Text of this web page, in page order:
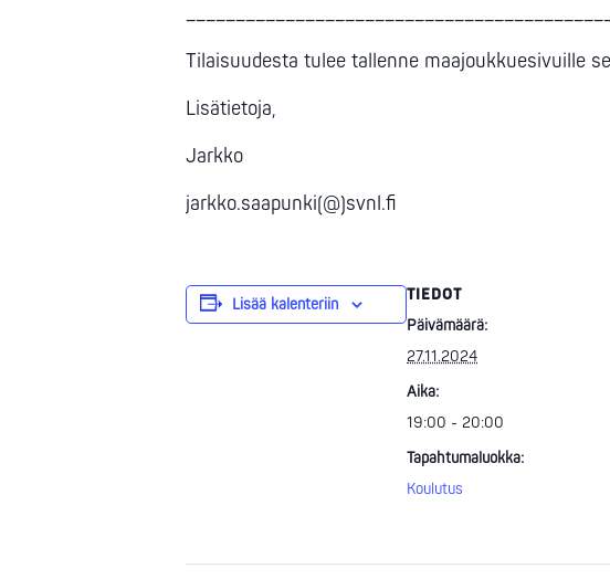
Tilaisuudesta tulee tallenne maajoukkuesivuille
Lisätietoja,
Jarkko
jarkko.saapunki(@)svnl.fi
Lisää kalenteriin
TIEDOT
Päivämäärä:
27.11.2024
Aika:
19:00 - 20:00
Tapahtumaluokka:
Koulutus